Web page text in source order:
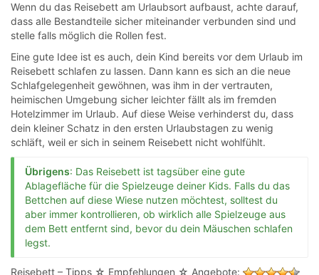
Wenn du das Reisebett am Urlaubsort aufbaust, achte darauf,
dass alle Bestandteile sicher miteinander verbunden sind und
stelle falls möglich die Rollen fest.
Eine gute Idee ist es auch, dein Kind bereits vor dem Urlaub im
Reisebett schlafen zu lassen. Dann kann es sich an die neue
Schlafgelegenheit gewöhnen, was ihm in der vertrauten,
heimischen Umgebung sicher leichter fällt als im fremden
Hotelzimmer im Urlaub. Auf diese Weise verhinderst du, dass
dein kleiner Schatz in den ersten Urlaubstagen zu wenig
schläft, weil er sich in seinem Reisebett nicht wohlfühlt.
Übrigens: Das Reisebett ist tagsüber eine gute
Ablagefläche für die Spielzeuge deiner Kids. Falls du das
Bettchen auf diese Wiese nutzen möchtest, solltest du
aber immer kontrollieren, ob wirklich alle Spielzeuge aus
dem Bett entfernt sind, bevor du dein Mäuschen schlafen
legst.
Reisebett – Tipps ☆ Empfehlungen ☆ Angebote: